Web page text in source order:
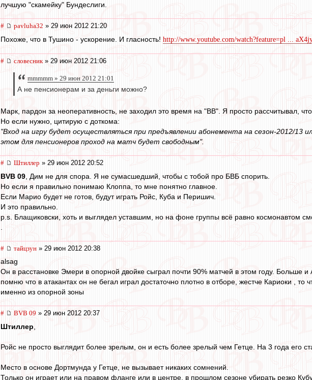
лучшую "скамейку" Бундеслиги.
# pavluha32 » 29 июн 2012 21:20
Похоже, что в Тушино - ускорение. И гласность! http://www.youtube.com/watch?feature=pl ...
# словесник » 29 июн 2012 21:06
mmmmm » 29 июн 2012 21:01
А не пенсионерам и за деньги можно?
Марк, пардон за неоперативность, не заходил это время на "ВВ". Я просто рассчитывал,
Но если нужно, цитирую с доткома:
"Вход на игру будет осуществляться при предъявлении абонемента на сезон-2012/
этом для пенсионеров проход на матч будет свободным".
# Штиллер » 29 июн 2012 20:52
BVB 09 , Дим не для спора. Я не сумасшедший, чтобы с тобой про БВБ спорить.
Но если я правильно понимаю Клоппа, то мне понятно главное.
Если Марио будет не готов, будут играть Ройс, Куба и Перишич.
И это правильно.
p.s. Блащиковски, хоть и выглядел уставшим, но на фоне группы всё равно космонавтом
# тайцзун » 29 июн 2012 20:38
alsag
Он в расстановке Эмери в опорной двойке сыграл почти 90% матчей в этом году. Больше
помню что в атакантах он не бегал играл достаточно плотно в отборе, жестче Кариоки ,
именно из опорной зоны
# BVB 09 » 29 июн 2012 20:37
Штиллер
Ройс не просто выглядит более зрелым, он и есть более зрелый чем Гетце. На 3 года его
Место в основе Дортмунда у Гетце, не вызывает никаких сомнений.
Только он играет или на правом фланге или в центре, в прошлом сезоне убирать резко